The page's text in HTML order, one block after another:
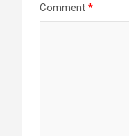
Comment *